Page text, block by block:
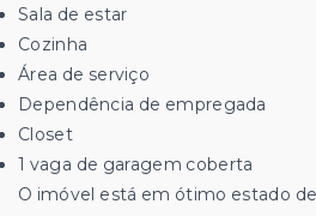
Sala de estar
Cozinha
Área de serviço
Dependência de empregada
Closet
1 vaga de garagem coberta
O imóvel está em ótimo estado